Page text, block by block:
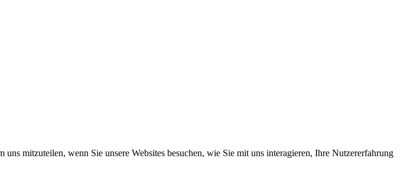
mitzuteilen, wenn Sie unsere Websites besuchen, wie Sie mit uns interagieren, Ihre Nutzererfahrung